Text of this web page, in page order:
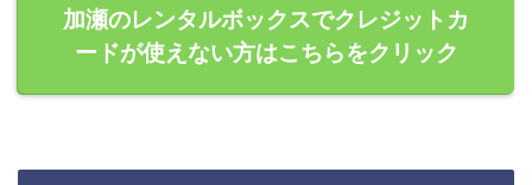
加瀬のレンタルボックスでクレジットカ
ードが使えない方はこちらをクリック